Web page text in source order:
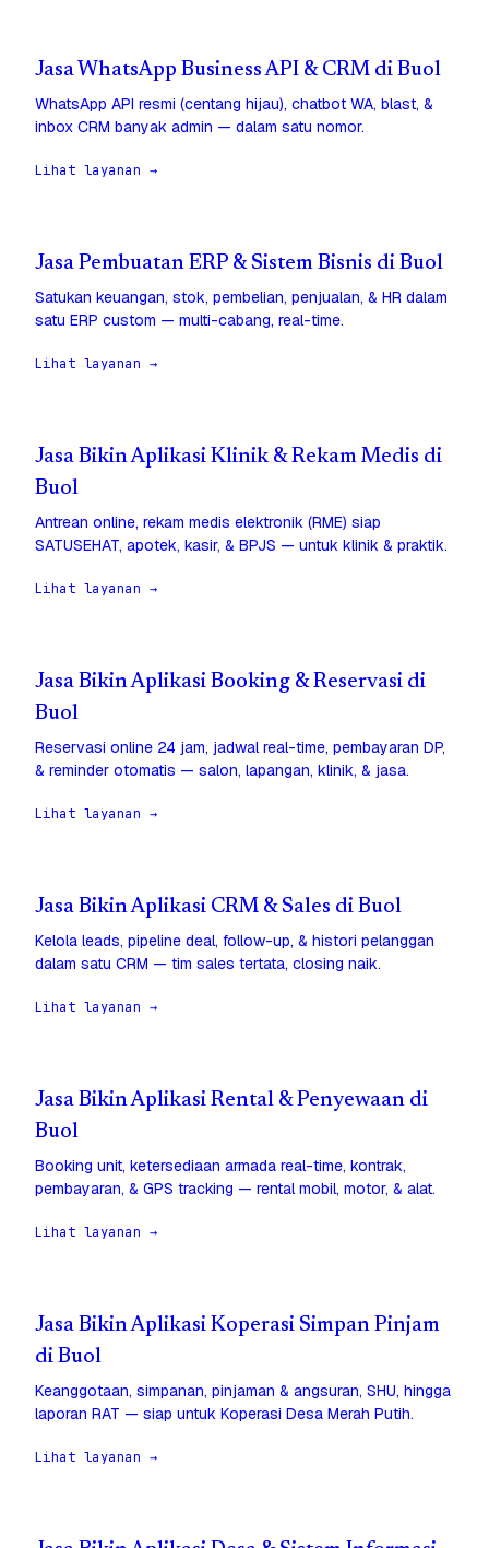
Jasa WhatsApp Business API & CRM di Buol
WhatsApp API resmi (centang hijau), chatbot WA, blast, &
inbox CRM banyak admin — dalam satu nomor.
Lihat layanan →
Jasa Pembuatan ERP & Sistem Bisnis di Buol
Satukan keuangan, stok, pembelian, penjualan, & HR dalam
satu ERP custom — multi-cabang, real-time.
Lihat layanan →
Jasa Bikin Aplikasi Klinik & Rekam Medis di
Buol
Antrean online, rekam medis elektronik (RME) siap
SATUSEHAT, apotek, kasir, & BPJS — untuk klinik & praktik.
Lihat layanan →
Jasa Bikin Aplikasi Booking & Reservasi di
Buol
Reservasi online 24 jam, jadwal real-time, pembayaran DP,
& reminder otomatis — salon, lapangan, klinik, & jasa.
Lihat layanan →
Jasa Bikin Aplikasi CRM & Sales di Buol
Kelola leads, pipeline deal, follow-up, & histori pelanggan
dalam satu CRM — tim sales tertata, closing naik.
Lihat layanan →
Jasa Bikin Aplikasi Rental & Penyewaan di
Buol
Booking unit, ketersediaan armada real-time, kontrak,
pembayaran, & GPS tracking — rental mobil, motor, & alat.
Lihat layanan →
Jasa Bikin Aplikasi Koperasi Simpan Pinjam
di Buol
Keanggotaan, simpanan, pinjaman & angsuran, SHU, hingga
laporan RAT — siap untuk Koperasi Desa Merah Putih.
Lihat layanan →